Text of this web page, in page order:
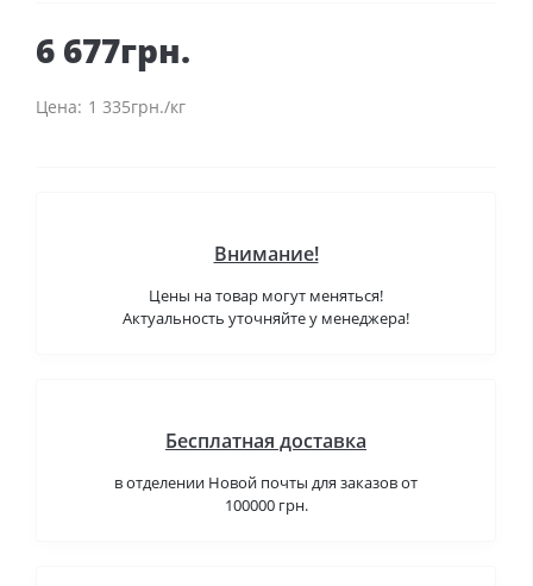
6 677грн.
1 335грн./кг
Внимание!
Цены на товар могут меняться!
Актуальность уточняйте у менеджера!
Бесплатная доставка
в отделении Новой почты для заказов от
100000 грн.